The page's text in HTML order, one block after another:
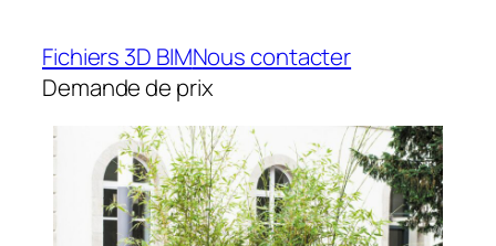
Fichiers 3D BIMNous contacter
Demande de prix